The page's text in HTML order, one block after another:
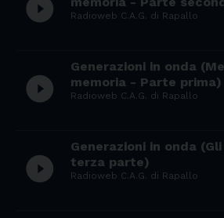
play_circle_filled Radioweb C.A.G. di Rapallo
play_circle_filled
Generazioni in onda
memoria - Parte prima)
Radioweb C.A.G. di Rapallo
play_circle_filled
Generazioni in onda
terza parte)
Radioweb C.A.G. di Rapallo